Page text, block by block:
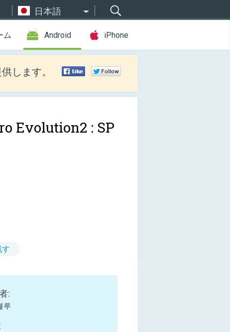
日本語
ム Android iPhone
します。
Evolution2 : SP
す
:
루